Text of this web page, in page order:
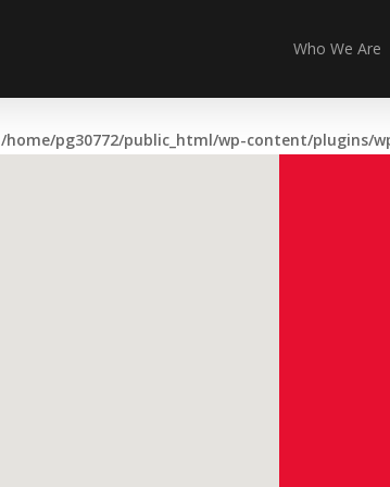
Who We Are
/home/pg30772/public_html/wp-content/plugins/